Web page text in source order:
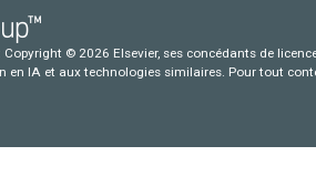
© 2026 Elsevier, ses concédants de
en IA et aux technologies similaires. Pour tout